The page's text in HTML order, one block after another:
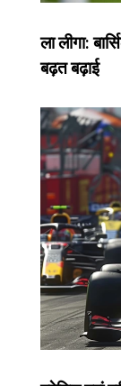
ला लीगा:
बढ़त बढ़ाई